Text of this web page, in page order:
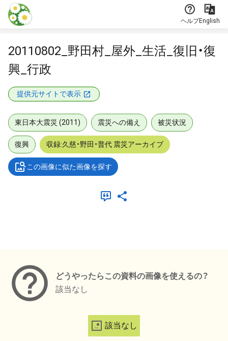
本文に飛ぶ
ヘルプEnglish
20110802_野田村_屋外_生活_復旧・復
興_行政
提供元サイトで表示
東日本大震災 (2011) 震災への備え 被災状況
復興 収録:久慈・野田・普代 震災アーカイブ
この画像に似た画像を探す
どうやったらこの資料の画像を使えるの？
該当なし
該当なし